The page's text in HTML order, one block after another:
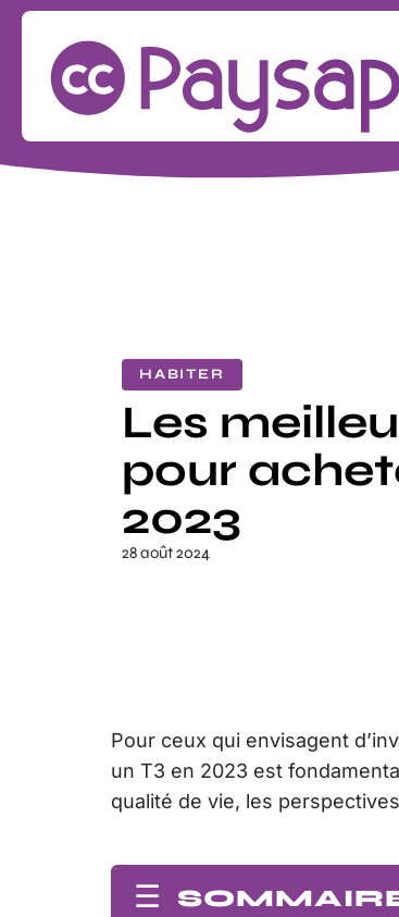
HABITER
Les
pour
2023
28 août 2024
Pour ceux qui envisagent
un T3 en 2023 est
qualité de vie, les